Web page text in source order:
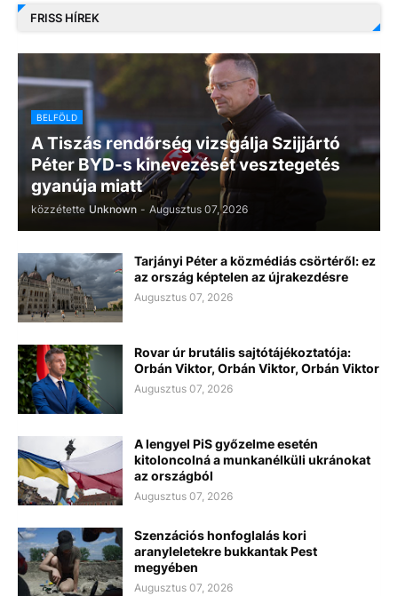
FRISS HÍREK
BELFÖLD
A Tiszás rendőrség vizsgálja Szijjártó
Péter BYD-s kinevezését vesztegetés
gyanúja miatt
közzétette Unknown - Augusztus 07, 2026
Tarjányi Péter a közmédiás csörtéről: ez
az ország képtelen az újrakezdésre
Augusztus 07, 2026
Rovar úr brutális sajtótájékoztatója:
Orbán Viktor, Orbán Viktor, Orbán Viktor
Augusztus 07, 2026
A lengyel PiS győzelme esetén
kitoloncolná a munkanélküli ukránokat
az országból
Augusztus 07, 2026
Szenzációs honfoglalás kori
aranyleletekre bukkantak Pest
megyében
Augusztus 07, 2026